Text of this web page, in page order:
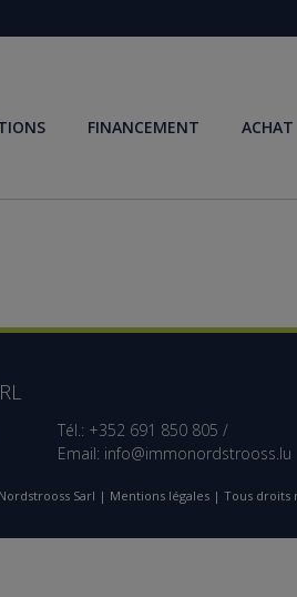
FINANCEMENT ACHAT
Tél.: +352 691 850 805 /
Email: info@immonordstrooss.lu
Sarl | Mentions légales | Tous droits